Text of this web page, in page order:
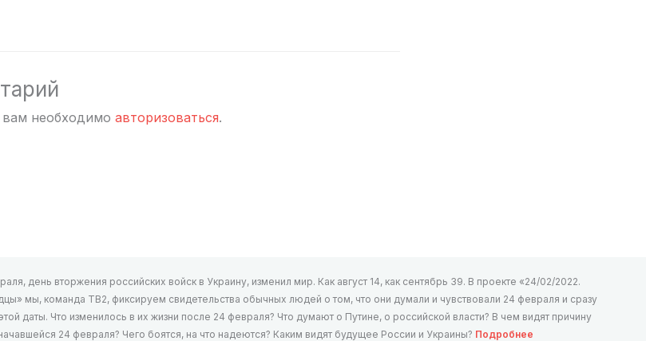
необходимо авторизоваться.
день вторжения российских войск в Украину, изменил мир. Как август 14, как сентябрь 39. В проекте «24/02/2022.
мы, команда ТВ2, фиксируем свидетельства обычных людей о том, что они думали и чувствовали 24 февраля и сразу
даты. Что изменилось в их жизни после 24 февраля? Что думают о Путине, о российской власти? В чем видят причину
24 февраля? Чего боятся, на что надеются? Каким видят будущее России и Украины? Подробнее